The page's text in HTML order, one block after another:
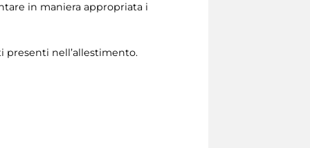
in maniera appropriata i
presenti nell’allestimento.